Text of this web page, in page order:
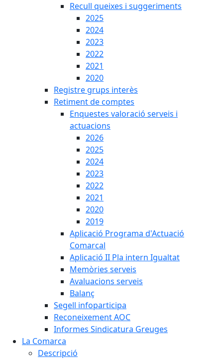
Recull queixes i suggeriments
2025
2024
2023
2022
2021
2020
Registre grups interès
Retiment de comptes
Enquestes valoració serveis i
actuacions
2026
2025
2024
2023
2022
2021
2020
2019
Aplicació Programa d'Actuació
Comarcal
Aplicació II Pla intern Igualtat
Memòries serveis
Avaluacions serveis
Balanç
Segell infoparticipa
Reconeixement AOC
Informes Sindicatura Greuges
La Comarca
Descripció